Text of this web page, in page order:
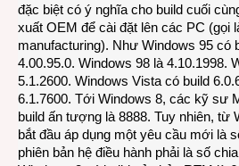
đặc biệt có ý nghĩa cho build cuối
xuất OEM để cài đặt lên các PC (gọi
manufacturing). Như Windows 95 có
4.00.95.0. Windows 98 là 4.10.1998.
5.1.2600. Windows Vista có build
6.1.7600. Tới Windows 8, các kỹ sư
build ấn tượng là 8888. Tuy nhiên, từ
bắt đầu áp dụng một yêu cầu mới là
phiên bản hệ điều hành phải là số